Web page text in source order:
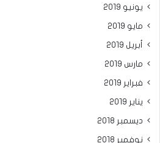
يونيو 2019
مايو 2019
أبريل 2019
مارس 2019
فبراير 2019
يناير 2019
ديسمبر 2018
نوفمبر 2018